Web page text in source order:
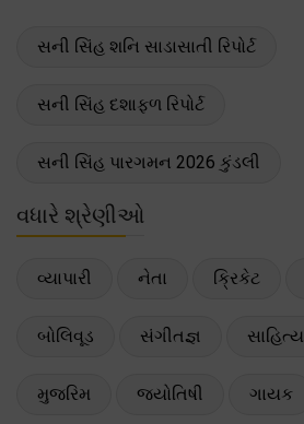
સની સિંહ શનિ સાડાસાતી રિપોર્ટ
સની સિંહ દશાફળ રિપોર્ટ
સની સિંહ પારગમન 2026 કુંડલી
વધારે શ્રેણીઓ
વ્યાપારી નેતા ક્રિકેટ
બોલિવૂડ સંગીતજ્ઞ સાહિત્ય
મુજરિમ જ્યોતિષી ગાયક